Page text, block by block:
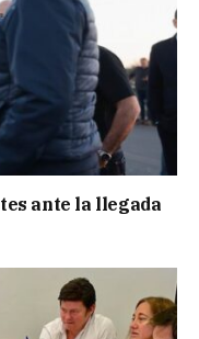
ante la llegada